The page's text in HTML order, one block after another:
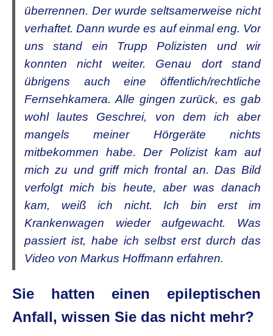
überrennen. Der wurde seltsamerweise nicht
verhaftet. Dann wurde es auf einmal eng. Vor
uns stand ein Trupp Polizisten und wir
konnten nicht weiter. Genau dort stand
übrigens auch eine öffentlich/rechtliche
Fernsehkamera. Alle gingen zurück, es gab
wohl lautes Geschrei, von dem ich aber
mangels meiner Hörgeräte nichts
mitbekommen habe. Der Polizist kam auf
mich zu und griff mich frontal an. Das Bild
verfolgt mich bis heute, aber was danach
kam, weiß ich nicht. Ich bin erst im
Krankenwagen wieder aufgewacht. Was
passiert ist, habe ich selbst erst durch das
Video von Markus Hoffmann erfahren.
Sie hatten einen epileptischen
Anfall, wissen Sie das nicht mehr?